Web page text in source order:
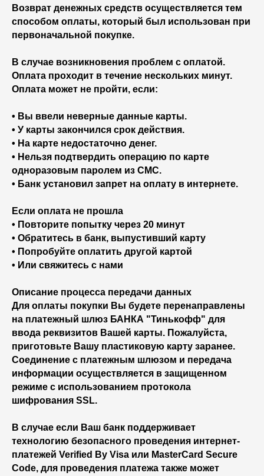
Возврат денежных средств осуществляется тем
способом оплаты, который был использован при
первоначальной покупке.
В случае возникновения проблем с оплатой.
Оплата проходит в течение нескольких минут.
Оплата может не пройти, если:
• Вы ввели неверные данные карты.
• У карты закончился срок действия.
• На карте недостаточно денег.
• Нельзя подтвердить операцию по карте
одноразовым паролем из СМС.
• Банк установил запрет на оплату в интернете.
Если оплата не прошла
• Повторите попытку через 20 минут
• Обратитесь в банк, выпустивший карту
• Попробуйте оплатить другой картой
• Или свяжитесь с нами
Описание процесса передачи данных
Для оплаты покупки Вы будете перенаправлены
на платежный шлюз БАНКА "Тинькофф" для
ввода реквизитов Вашей карты. Пожалуйста,
приготовьте Вашу пластиковую карту заранее.
Соединение с платежным шлюзом и передача
информации осуществляется в защищенном
режиме с использованием протокола
шифрования SSL.
В случае если Ваш банк поддерживает
технологию безопасного проведения интернет-
платежей Verified By Visa или MasterCard Secure
Code, для проведения платежа также может